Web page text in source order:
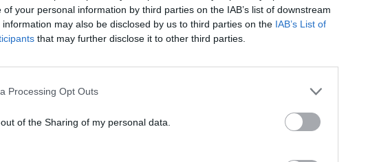
your personal information by third parties on the IAB’s list of downstream
may also be disclosed by us to third parties on the IAB’s List of
that may further disclose it to other third parties.
Processing Opt Outs
of the Sharing of my personal data.
表的讲话。他谈到了这项创新赛事的重要